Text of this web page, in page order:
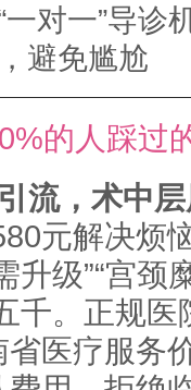
一对一”导诊
避免尴尬
的人踩过
流，术中
元解决烦
升级”“宫颈
千。正规医
医疗服务